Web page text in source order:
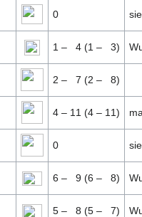
0
1 – 4 (1 – 3)
2 – 7 (2 – 8)
4 – 11 (4 – 11)
0
6 – 9 (6 – 8)
5 – 8 (5 – 7)